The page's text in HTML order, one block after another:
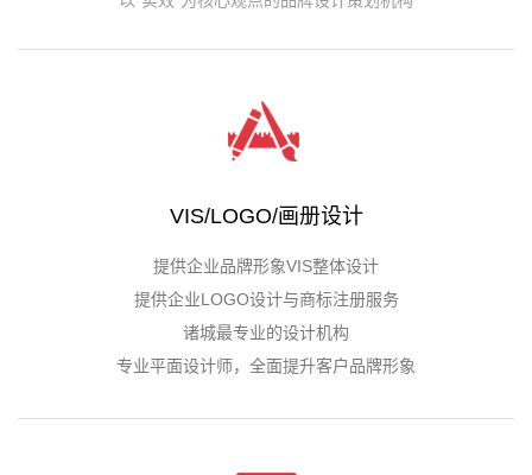
VIS/LOGO/画册设计
提供企业品牌形象VIS整体设计
提供企业LOGO设计与商标注册服务
诸城最专业的设计机构
专业平面设计师，全面提升客户品牌形象